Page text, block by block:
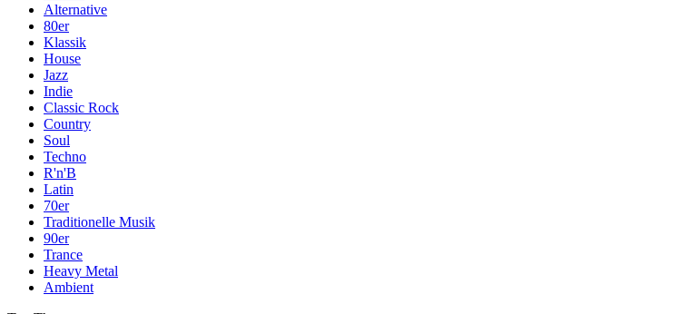
Alternative
80er
Klassik
House
Jazz
Indie
Classic Rock
Country
Soul
Techno
R'n'B
Latin
70er
Traditionelle Musik
90er
Trance
Heavy Metal
Ambient